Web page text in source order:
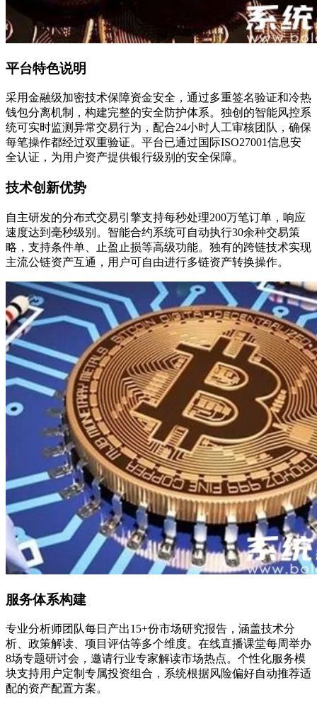
平台特色说明
采用金融级加密技术保障资金安全，通过多重签名验证和冷热
钱包分离机制，构建完整的安全防护体系。独创的智能风控系
统可实时监测异常交易行为，配合24小时人工审核团队，确保
每笔操作都经过双重验证。平台已通过国际ISO27001信息安
全认证，为用户资产提供银行级别的安全保障。
技术创新优势
自主研发的分布式交易引擎支持每秒处理200万笔订单，响应
速度达到毫秒级别。智能合约系统可自动执行30余种交易策
略，支持条件单、止盈止损等高级功能。独有的跨链技术实现
主流公链资产互通，用户可自由进行多链资产转换操作。
服务体系构建
专业分析师团队每日产出15+份市场研究报告，涵盖技术分
析、政策解读、项目评估等多个维度。在线直播课堂每周举办
8场专题研讨会，邀请行业专家解读市场热点。个性化服务模
块支持用户定制专属投资组合，系统根据风险偏好自动推荐适
配的资产配置方案。